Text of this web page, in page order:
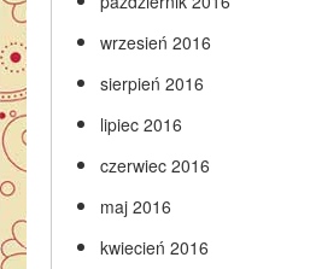
wrzesień 2016
sierpień 2016
lipiec 2016
czerwiec 2016
maj 2016
kwiecień 2016